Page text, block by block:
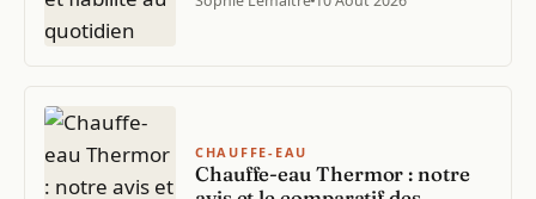
CHAUFFE-EAU
Chauffe-eau Thermor : notre